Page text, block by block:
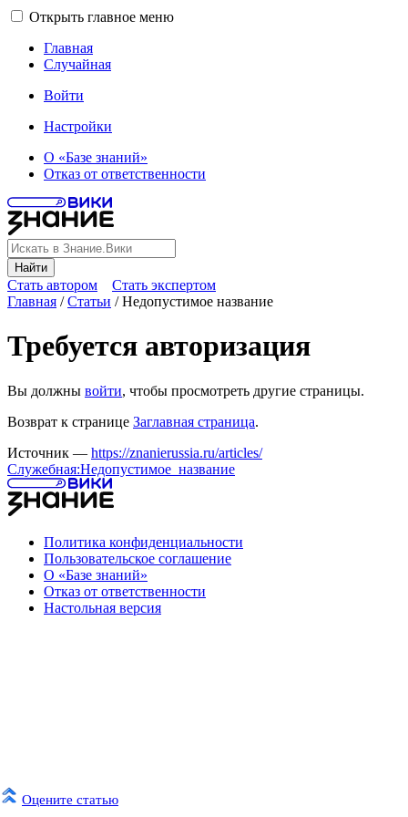
Открыть главное меню
Главная
Случайная
Войти
Настройки
О «Базе знаний»
Отказ от ответственности
Найти
Стать автором Стать экспертом
Оцените статью
Главная /Статьи /Недопустимое название
Требуется авторизация
Вы должны войти, чтобы просмотреть другие страницы.
Возврат к странице Заглавная страница.
Источник — https://znanierussia.ru/articles/
Служебная:Недопустимое_название
Политика конфиденциальности
Пользовательское соглашение
О «Базе знаний»
Отказ от ответственности
Настольная версия